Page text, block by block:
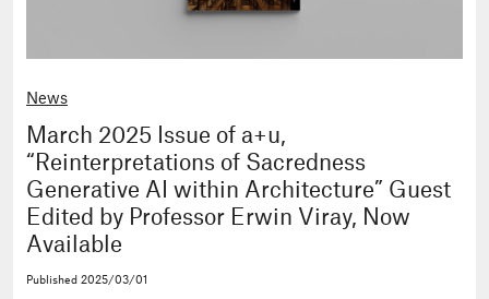
News
March 2025 Issue of a+u,
“Reinterpretations of Sacredness
Generative AI within Architecture” Guest
Edited by Professor Erwin Viray, Now
Available
Published 2025/03/01